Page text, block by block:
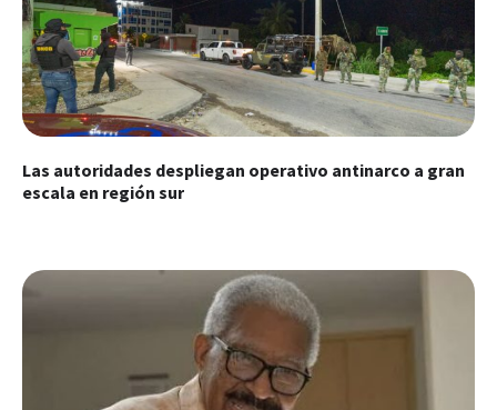
Las autoridades despliegan operativo antinarco a gran
escala en región sur